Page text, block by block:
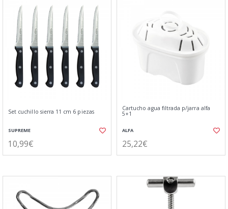
Set cuchillo sierra 11 cm 6 piezas
SUPREME
10,99€
Cartucho agua filtrada p/jarra alfa
5+1
ALFA
25,22€